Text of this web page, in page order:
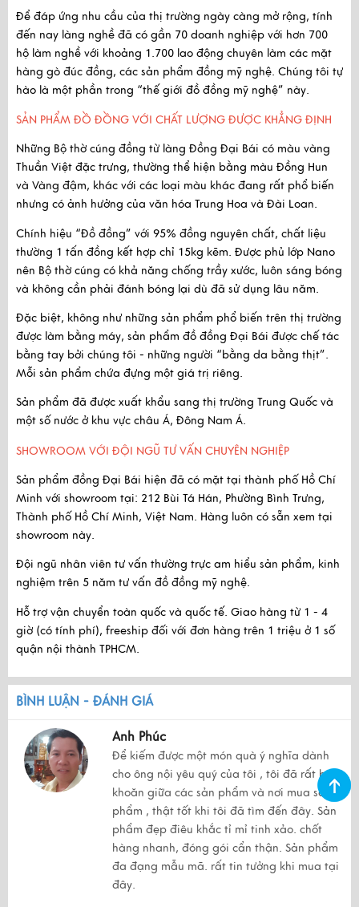
Để đáp ứng nhu cầu của thị trường ngày càng mở rộng, tính
đến nay làng nghề đã có gần 70 doanh nghiệp với hơn 700
hộ làm nghề với khoảng 1.700 lao động chuyên làm các mặt
hàng gò đúc đồng, các sản phẩm đồng mỹ nghệ. Chúng tôi tự
hào là một phần trong “thế giới đồ đồng mỹ nghệ” này.
SẢN PHẨM ĐỒ ĐỒNG VỚI CHẤT LƯỢNG ĐƯỢC KHẲNG ĐỊNH
Những Bộ thờ cúng đồng từ làng Đồng Đại Bái có màu vàng
Thuần Việt đặc trưng, thường thể hiện bằng màu Đồng Hun
và Vàng đậm, khác với các loại màu khác đang rất phổ biến
nhưng có ảnh hưởng của văn hóa Trung Hoa và Đài Loan.
Chính hiệu “Đồ đồng” với 95% đồng nguyên chất, chất liệu
thường 1 tấn đồng kết hợp chỉ 15kg kẽm. Được phủ lớp Nano
nên Bộ thờ cúng có khả năng chống trầy xước, luôn sáng bóng
và không cần phải đánh bóng lại dù đã sử dụng lâu năm.
Đặc biệt, không như những sản phẩm phổ biến trên thị trường
được làm bằng máy, sản phẩm đồ đồng Đại Bái được chế tác
bằng tay bởi chúng tôi - những người “bằng da bằng thịt”.
Mỗi sản phẩm chứa đựng một giá trị riêng.
Sản phẩm đã được xuất khẩu sang thị trường Trung Quốc và
một số nước ở khu vực châu Á, Đông Nam Á.
SHOWROOM VỚI ĐỘI NGŨ TƯ VẤN CHUYÊN NGHIỆP
Sản phẩm đồng Đại Bái hiện đã có mặt tại thành phố Hồ Chí
Minh với showroom tại: 212 Bùi Tá Hán, Phường Bình Trưng,
Thành phố Hồ Chí Minh, Việt Nam. Hàng luôn có sẵn xem tại
showroom này.
Đội ngũ nhân viên tư vấn thường trực am hiểu sản phẩm, kinh
nghiệm trên 5 năm tư vấn đồ đồng mỹ nghệ.
Hỗ trợ vận chuyển toàn quốc và quốc tế. Giao hàng từ 1 - 4
giờ (có tính phí), freeship đối với đơn hàng trên 1 triệu ở 1 số
quận nội thành TPHCM.
BÌNH LUẬN - ĐÁNH GIÁ
Anh Phúc
Để kiếm được một món quà ý nghĩa dành
cho ông nội yêu quý của tôi , tôi đã rất băn
khoăn giữa các sản phẩm và nơi mua sản
phẩm , thật tốt khi tôi đã tìm đến đây. Sản
phẩm đẹp điêu khắc tỉ mỉ tinh xảo. chốt
hàng nhanh, đóng gói cẩn thận. Sản phẩm
đa đạng mẫu mã. rất tin tưởng khi mua tại
đây.